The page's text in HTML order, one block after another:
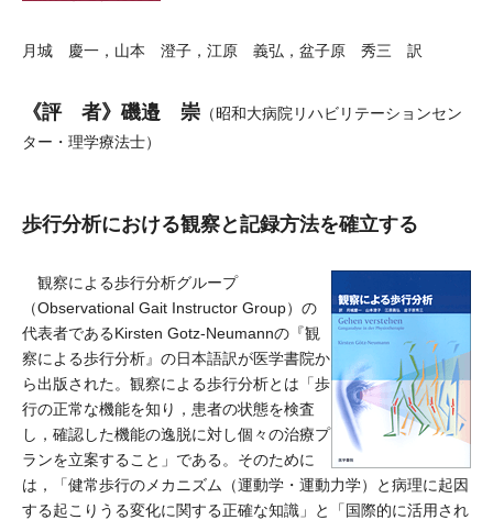
月城 慶一，山本 澄子，江原 義弘，盆子原 秀三 訳
《評 者》磯邉 崇 （昭和大病院リハビリテーションセン
ター・理学療法士）
歩行分析における観察と記録方法を確立する
観察による歩行分析グループ
（Observational Gait Instructor Group）の
代表者であるKirsten Gotz-Neumannの『観
察による歩行分析』の日本語訳が医学書院か
ら出版された。観察による歩行分析とは「歩
行の正常な機能を知り，患者の状態を検査
し，確認した機能の逸脱に対し個々の治療プ
ランを立案すること」である。そのために
は，「健常歩行のメカニズム（運動学・運動力学）と病理に起因
する起こりうる変化に関する正確な知識」と「国際的に活用され